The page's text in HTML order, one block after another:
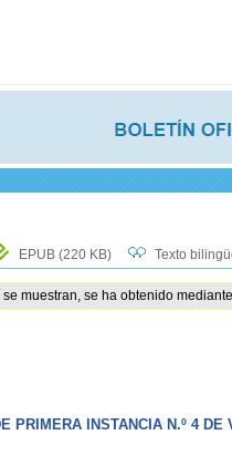
EPUB (220 KB) Texto
muestran, se ha obtenido
PRIMERA INSTANCIA N.º 4 DE